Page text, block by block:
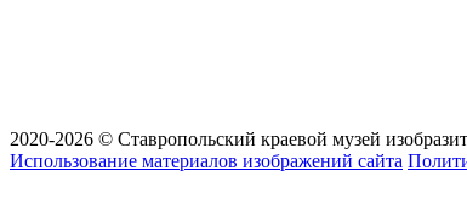
2020-2026 © Ставропольский краевой музей
Использование материалов изображений сайта